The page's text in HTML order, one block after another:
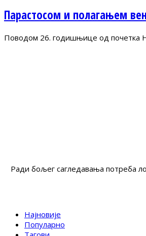
Парастосом и полагањем
Поводом 26. годишњице од почетка
Ради бољег сагледавања потреба
Најновије
Популарно